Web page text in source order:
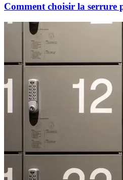
Comment choisir la serrure